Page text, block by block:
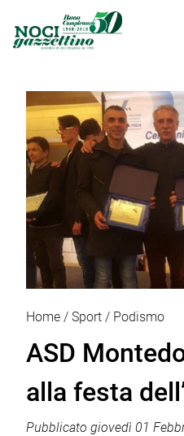
Home Sport Podismo
ASD
alla festa
Pubblicato giovedì 01